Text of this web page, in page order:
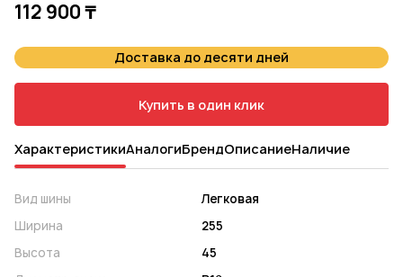
112 900 ₸
Доставка до десяти дней
Купить в один клик
ХарактеристикиАналогиБрендОписаниеНаличие
Вид шины
Легковая
Ширина
255
Высота
45